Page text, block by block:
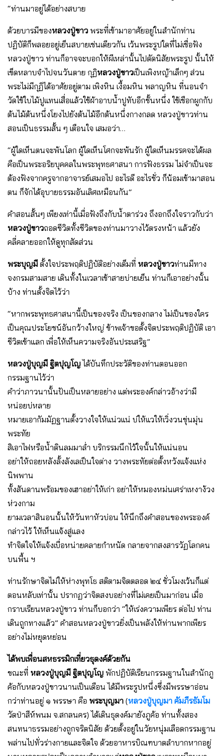
“ท่านมาอยู่ได้อย่างสบาย
ด้วยบารมีของหลวงปู่ขาว พระที่เข้ามาอาศัยอยู่ในสํานักท่าน
ปฏิบัติก็พลอยอยู่เย็นสบายเช่นเดียวกัน เว้นพระรูปใดที่ไม่เชื่อฟัง
หลวงปู่ขาว ท่านก็อาจจะบอกให้ผีเหล่านั้นไปดัดนิสัยพระรูป นั้นให้
เข็ดหลาบจําไปจนวันตาย กุฏิหลวงปู่ขาวเป็นเพิงหญ้าเล็กๆ ส่วน
พระไม่มีกุฏิได้อาศัยอยู่ตาม เพิงหิน เงื้อมหิน พลาญหิน ที่นอนจํา
วัดใช้ใบไม้ปูแทนเสื่อแล้วใช้ผ้าอาบน้ำปูทับอีกชั้นหนึ่ง ใช้เชือกผูกกับ
ต้นไม้ต้นหนึ่งโยงไปยังต้นไม้อีกต้นหนึ่งกางกลด หลวงปู่ขาวท่าน
สอนเป็นธรรมสั้น ๆ เตือนใจ เสมอว่า…
“ผู้ใดเห็นตนจะพ้นโลก ผู้ใดเห็นโศกจะพ้นรัก ผู้ใดเห็นมรรคจะได้ผล
คือเป็นพระอริยบุคคลในพระพุทธศาสนา การฟังธรรม ไม่จําเป็นจะ
ต้องฟังจากครูจากอาจารย์เสมอไป อะไรดี อะไรชั่ว ก็น้อมเข้ามาสอน
ตน ก็จักได้อุบายธรรมอันเลิศเหมือนกัน”
คําสอนสั้นๆ เพียงเท่านี้เมื่อฟังถึงกับน้ำตาร่วง ถึงอกถึงใจราวกับว่า
หลวงปู่ขาวถอดชีวิตทั้งชีวิตของท่านมาวางไว้ตรงหน้า แล้วยัง
คลี่คลายออกให้ดูทุกสัดส่วน
พระบุญมี ตั้งใจประพฤติปฏิบัติอย่างเต็มที่ หลวงปู่ขาวท่านมีทาง
จงกรมสามสาย เดินทั้งในเวลาเช้าสายบ่ายเย็น ท่านก็เอาอย่างนั้น
บ้าง ท่านตั้งจิตไว้ว่า
“หากพระพุทธศาสนานี้เป็นของจริง เป็นของกลาง ไม่เป็นของใคร
เป็นคุณประโยชน์อันกว้างใหญ่ ข้าพเจ้าขอตั้งจิตประพฤติปฏิบัติ เอา
ชีวิตเข้าแลก เพื่อให้เห็นความจริงอันประเสริฐ”
หลวงปู่บุญมี ฐิตปุญโญได้บันทึกประวัติของท่านตอนออก
กรรมฐานไว้ว่า
คําว่าภาวนานั้นปันเป็นหลายอย่าง แต่พระองค์กล่าวอ้างว่ามี
หน่อยบ่หลาย
หมายเอากัมมัฏฐานตั้งวางใจให้แน่วแน่ บ่ให้แวให้เวิ่งวนขุ่นมุ่น
พระทัย
สิเอาไฟหรือน้ำดินลมมาล่ำ บริกรรมนึกไว้ใจนั้นให้แน่นอน
อย่าให้ถอยหลังลั้งลังเลเป็นใจต่าง วางพระทัยต่อตั้งหวังแจ้งแห่ง
นิพพาน
ทั้งสันดานพร้อมของเฮาอย่าให้เก่า อย่าให้หมองหม่นเศร่าเหงาง้วง
ห่วงกาม
ยามเวลาสินอนนั้นให้วันทาหัวบ่อน ให้นึกถึงคําสอนของพระองค์
กล่าวไว้ ให้เห็นแจ้งสู่แลง
ทําจิตใจให้แจ้งเบื่อหน่ายคลายกําหนัด กลายจากสงสารวัฏโลกคน
บนพื้น ฯ
ท่านรักษาจิตไม่ให้ห่างพุทโธ สติตามจิตตลอด ๒๔ ชั่วโมงเว้นก็แต่
ตอนหลับเท่านั้น ปรากฏว่าจิตสงบอย่างที่ไม่เคยเป็นมาก่อน เมื่อ
กราบเรียนหลวงปู่ขาว ท่านก็บอกว่า “ให้เร่งความเพียร ต่อไป ท่าน
เดินถูกทางแล้ว” คําสอนหลวงปู่ขาวยิ่งเป็นพลังให้ท่านพากเพียร
อย่างไม่หยุดหย่อน
ได้พบเพื่อนสหธรรมิกเที่ยวธุดงค์ด้วยกัน
ขณะที่ หลวงปู่บุญมี ฐิตปุญโญ พักปฏิบัติเรียนกรรมฐานในสํานักภู
ค้อกับหลวงปู่ขาวนานเป็นเดือน ได้มีพระรูปหนึ่งซึ่งมีพรรษาอ่อน
กว่าท่านอยู่ ๑ พรรษา คือ พระบุญมา (หลวงปู่บุญมา คัมภีรธัมโม
วัดป่าสีห์พนม จ.สกลนคร) ได้เดินธุดงค์มายังภูค้อ ท่านทั้งสอง
สนทนาธรรมอย่างถูกจริตนิสัย ด้วยตั้งอยู่ในวัยหนุ่มเลือดกรรมฐาน
พล่านไปทั่วร่างกายและจิตใจ ด้วยอาหารบิณฑบาตลําบากหากอยู่